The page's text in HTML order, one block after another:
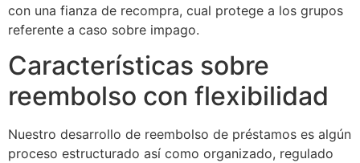
con una fianza de recompra, cual protege a los grupos
referente a caso sobre impago.
Características sobre
reembolso con flexibilidad
Nuestro desarrollo de reembolso de préstamos es algún
proceso estructurado así­ como organizado, regulado